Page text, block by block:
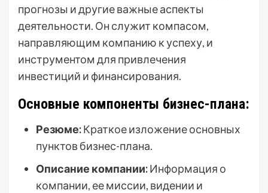
прогнозы и другие важные аспекты
деятельности. Он служит компасом,
направляющим компанию к успеху, и
инструментом для привлечения
инвестиций и финансирования.
Основные компоненты бизнес-плана:
Резюме:Краткое изложение основных
пунктов бизнес-плана.
Описание компании:Информация о
компании, ее миссии, видении и